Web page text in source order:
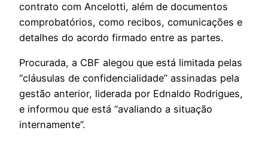
contrato com Ancelotti, além de documentos
comprobatórios, como recibos, comunicações e
detalhes do acordo firmado entre as partes.
Procurada, a CBF alegou que está limitada pelas
“cláusulas de confidencialidade” assinadas pela
gestão anterior, liderada por Ednaldo Rodrigues,
e informou que está “avaliando a situação
internamente”.